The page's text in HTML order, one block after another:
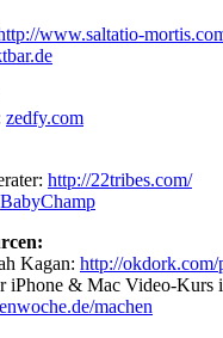
www.saltatio-
zedfy.com
http://22tribes.com/
BabyChamp
Kagan: http://okdork.com/
iPhone & Mac Video-Kurs
machen